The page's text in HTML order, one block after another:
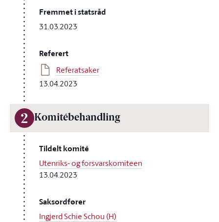
Fremmet i statsråd
31.03.2023
Referert
Referatsaker
13.04.2023
2 Komitébehandling
Tildelt komité
Utenriks- og forsvarskomiteen
13.04.2023
Saksordfører
Ingjerd Schie Schou (H)